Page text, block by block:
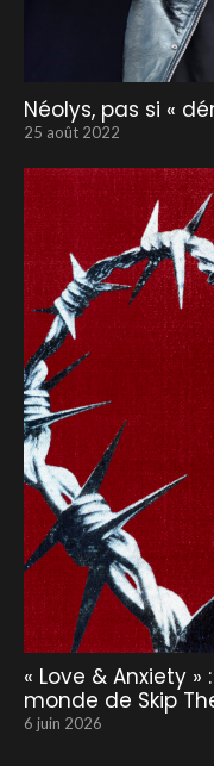
Néolys, pas si «
25 août 2022
« Love & Anxiety
monde de Skip
6 juin 2026